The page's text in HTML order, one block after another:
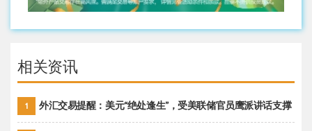
相关资讯
1 外汇交易提醒：美元“绝处逢生”，受美联储官员鹰派讲话支撑